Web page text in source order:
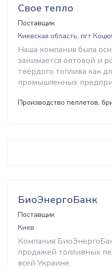
Свое тепло
Поставщик
Киевская область, пгт
Наша компания была
занимается оптовой и
твёрдого топлива как
промышленных
Производство пеллетов,
БиоЭнергоБанк
Поставщик
Киев
Компания
продажей топливных
всей Украине.